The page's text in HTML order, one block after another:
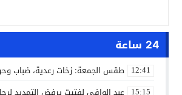
24 ساعة
12:41 طقس الجمعة: زخات رعدية، ضباب
15:15